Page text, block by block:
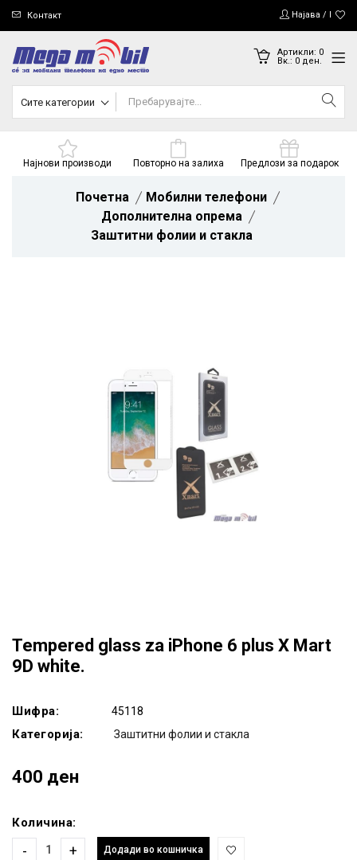
Контакт Најава /
Артикли: 0
Вк.: 0ден.
Сите категории
Најнови производи Повторно на залиха Предлози за подарок
Почетна
Мобилни телефони
Дополнителна опрема
Заштитни фолии и стакла
Tempered glass za iPhone 6 plus X Mart
9D white.
Шифра: 45118
Категорија: Заштитни фолии и стакла
400 ден
Количина:
- + Додади во кошничка